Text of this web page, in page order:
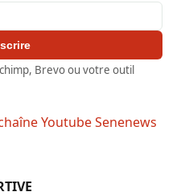
Brevo ou votre outil